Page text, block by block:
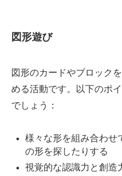
図形遊び
図形のカードやブロック
める活動です。以下のポ
でしょう：
様々な形を組み合わせ
の形を探したりする
視覚的な認識力と創造